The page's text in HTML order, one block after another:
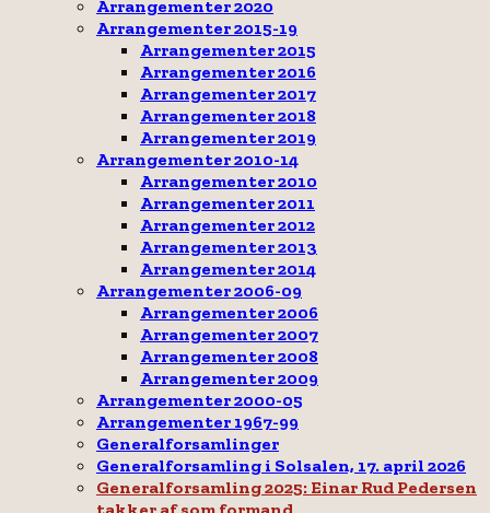
Arrangementer 2020
Arrangementer 2015-19
Arrangementer 2015
Arrangementer 2016
Arrangementer 2017
Arrangementer 2018
Arrangementer 2019
Arrangementer 2010-14
Arrangementer 2010
Arrangementer 2011
Arrangementer 2012
Arrangementer 2013
Arrangementer 2014
Arrangementer 2006-09
Arrangementer 2006
Arrangementer 2007
Arrangementer 2008
Arrangementer 2009
Arrangementer 2000-05
Arrangementer 1967-99
Generalforsamlinger
Generalforsamling i Solsalen, 17. april 2026
Generalforsamling 2025: Einar Rud Pedersen